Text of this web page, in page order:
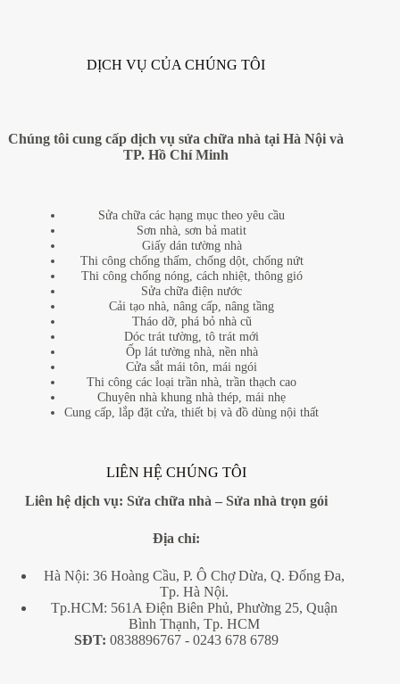
DỊCH VỤ CỦA CHÚNG TÔI
Chúng tôi cung cấp dịch vụ sửa chữa nhà tại Hà Nội và
TP. Hồ Chí Minh
Sửa chữa các hạng mục theo yêu cầu
Sơn nhà, sơn bả matit
Giấy dán tường nhà
Thi công chống thấm, chống dột, chống nứt
Thi công chống nóng, cách nhiệt, thông gió
Sửa chữa điện nước
Cải tạo nhà, nâng cấp, nâng tầng
Tháo dỡ, phá bỏ nhà cũ
Dóc trát tường, tô trát mới
Ốp lát tường nhà, nền nhà
Cửa sắt mái tôn, mái ngói
Thi công các loại trần nhà, trần thạch cao
Chuyên nhà khung nhà thép, mái nhẹ
Cung cấp, lắp đặt cửa, thiết bị và đồ dùng nội thất
LIÊN HỆ CHÚNG TÔI
Liên hệ dịch vụ: Sửa chữa nhà– Sửa nhà trọn gói
Địa chỉ:
Hà Nội: 36 Hoàng Cầu, P. Ô Chợ Dừa, Q. Đống Đa,
Tp. Hà Nội.
Tp.HCM: 561A Điện Biên Phủ, Phường 25, Quận
Bình Thạnh, Tp. HCM
SĐT: 0838896767- 0243 678 6789